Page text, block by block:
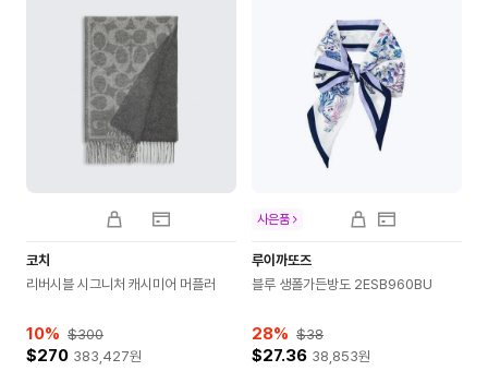
코치
리버시블 시그니처 캐시미어 머플러
10% $300
$270 383,427원
루이까또즈
블루 생폴가든방도 2ESB960BU
28% $38
$27.36 38,853원
사은품